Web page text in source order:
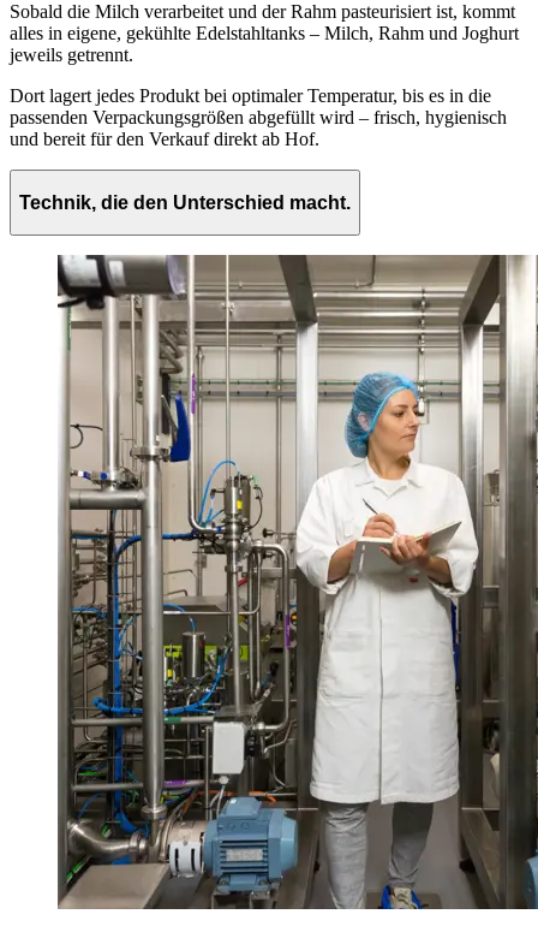
Sobald die Milch verarbeitet und der Rahm pasteurisiert ist, kommt
alles in eigene, gekühlte Edelstahltanks – Milch, Rahm und Joghurt
jeweils getrennt.
Dort lagert jedes Produkt bei optimaler Temperatur, bis es in die
passenden Verpackungsgrößen abgefüllt wird – frisch, hygienisch
und bereit für den Verkauf direkt ab Hof.
Technik, die den Unterschied macht.